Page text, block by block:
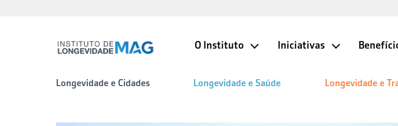
O Instituto Iniciativas
Longevidade e Cidades Longevidade e Saúde Longevidade e